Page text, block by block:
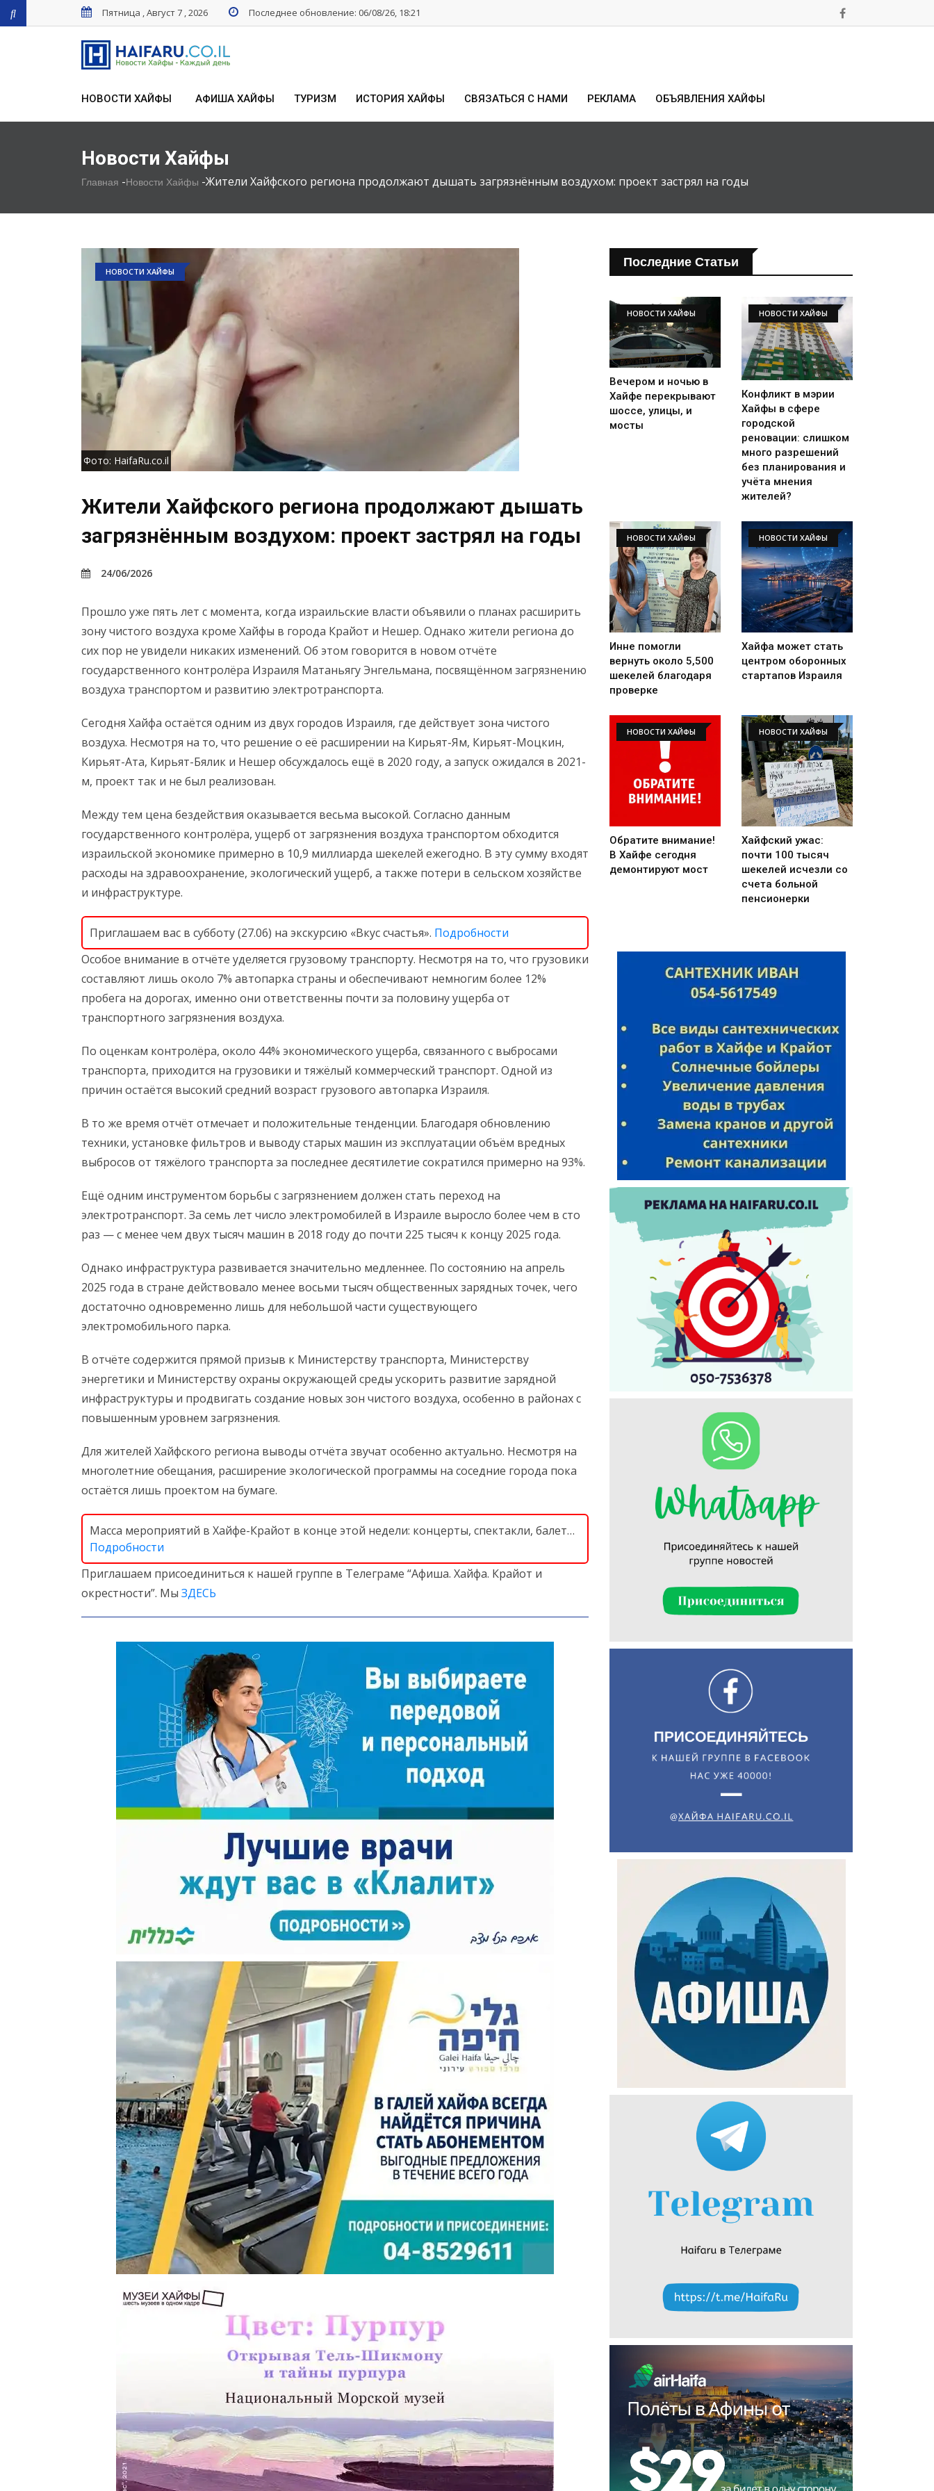
Пятница , Август 7 , 2026 Последнее обновление: 06/08/26, 18:21
НОВОСТИ ХАЙФЫ АФИША ХАЙФЫ ТУРИЗМ ИСТОРИЯ ХАЙФЫ СВЯЗАТЬСЯ С НАМИ РЕКЛАМА ОБЪЯВЛЕНИЯ ХАЙФЫ
Искать
Новости Хайфы
Главная -Новости Хайфы -Жители Хайфского региона продолжают дышать загрязнённым воздухом: проект застрял на годы
НОВОСТИ ХАЙФЫ
Фото: HaifaRu.co.il
Жители Хайфского региона продолжают дышать
загрязнённым воздухом: проект застрял на годы
24/06/2026
Прошло уже пять лет с момента, когда израильские власти объявили о планах расширить
зону чистого воздуха кроме Хайфы в города Крайот и Нешер. Однако жители региона до
сих пор не увидели никаких изменений. Об этом говорится в новом отчёте
государственного контролёра Израиля Матаньягу Энгельмана, посвящённом загрязнению
воздуха транспортом и развитию электротранспорта.
Сегодня Хайфа остаётся одним из двух городов Израиля, где действует зона чистого
воздуха. Несмотря на то, что решение о её расширении на Кирьят-Ям, Кирьят-Моцкин,
Кирьят-Ата, Кирьят-Бялик и Нешер обсуждалось ещё в 2020 году, а запуск ожидался в 2021-
м, проект так и не был реализован.
Между тем цена бездействия оказывается весьма высокой. Согласно данным
государственного контролёра, ущерб от загрязнения воздуха транспортом обходится
израильской экономике примерно в 10,9 миллиарда шекелей ежегодно. В эту сумму входят
расходы на здравоохранение, экологический ущерб, а также потери в сельском хозяйстве
и инфраструктуре.
Приглашаем вас в субботу (27.06) на экскурсию «Вкус счастья». Подробности
Особое внимание в отчёте уделяется грузовому транспорту. Несмотря на то, что грузовики
составляют лишь около 7% автопарка страны и обеспечивают немногим более 12%
пробега на дорогах, именно они ответственны почти за половину ущерба от
транспортного загрязнения воздуха.
По оценкам контролёра, около 44% экономического ущерба, связанного с выбросами
транспорта, приходится на грузовики и тяжёлый коммерческий транспорт. Одной из
причин остаётся высокий средний возраст грузового автопарка Израиля.
В то же время отчёт отмечает и положительные тенденции. Благодаря обновлению
техники, установке фильтров и выводу старых машин из эксплуатации объём вредных
выбросов от тяжёлого транспорта за последнее десятилетие сократился примерно на 93%.
Ещё одним инструментом борьбы с загрязнением должен стать переход на
электротранспорт. За семь лет число электромобилей в Израиле выросло более чем в сто
раз — с менее чем двух тысяч машин в 2018 году до почти 225 тысяч к концу 2025 года.
Однако инфраструктура развивается значительно медленнее. По состоянию на апрель
2025 года в стране действовало менее восьми тысяч общественных зарядных точек, чего
достаточно одновременно лишь для небольшой части существующего
электромобильного парка.
В отчёте содержится прямой призыв к Министерству транспорта, Министерству
энергетики и Министерству охраны окружающей среды ускорить развитие зарядной
инфраструктуры и продвигать создание новых зон чистого воздуха, особенно в районах с
повышенным уровнем загрязнения.
Для жителей Хайфского региона выводы отчёта звучат особенно актуально. Несмотря на
многолетние обещания, расширение экологической программы на соседние города пока
остаётся лишь проектом на бумаге.
Масса мероприятий в Хайфе-Крайот в конце этой недели: концерты, спектакли, балет…
Подробности
Приглашаем присоединиться к нашей группе в Телеграме “Афиша. Хайфа. Крайот и
окрестности”. Мы ЗДЕСЬ
Последние Статьи
НОВОСТИ ХАЙФЫ
Вечером и ночью в
Хайфе перекрывают
шоссе, улицы, и
мосты
НОВОСТИ ХАЙФЫ
Конфликт в мэрии
Хайфы в сфере
городской
реновации: слишком
много разрешений
без планирования и
учёта мнения
жителей?
НОВОСТИ ХАЙФЫ
Инне помогли
вернуть около 5,500
шекелей благодаря
проверке
НОВОСТИ ХАЙФЫ
Хайфа может стать
центром оборонных
стартапов Израиля
НОВОСТИ ХАЙФЫ
Обратите внимание!
В Хайфе сегодня
демонтируют мост
НОВОСТИ ХАЙФЫ
Хайфский ужас:
почти 100 тысяч
шекелей исчезли со
счета больной
пенсионерки